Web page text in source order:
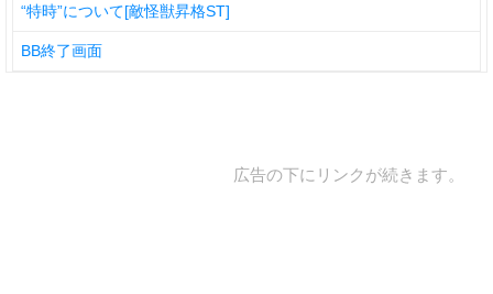
“特時”について[敵怪獣昇格ST]
BB終了画面
広告の下にリンクが続きます。